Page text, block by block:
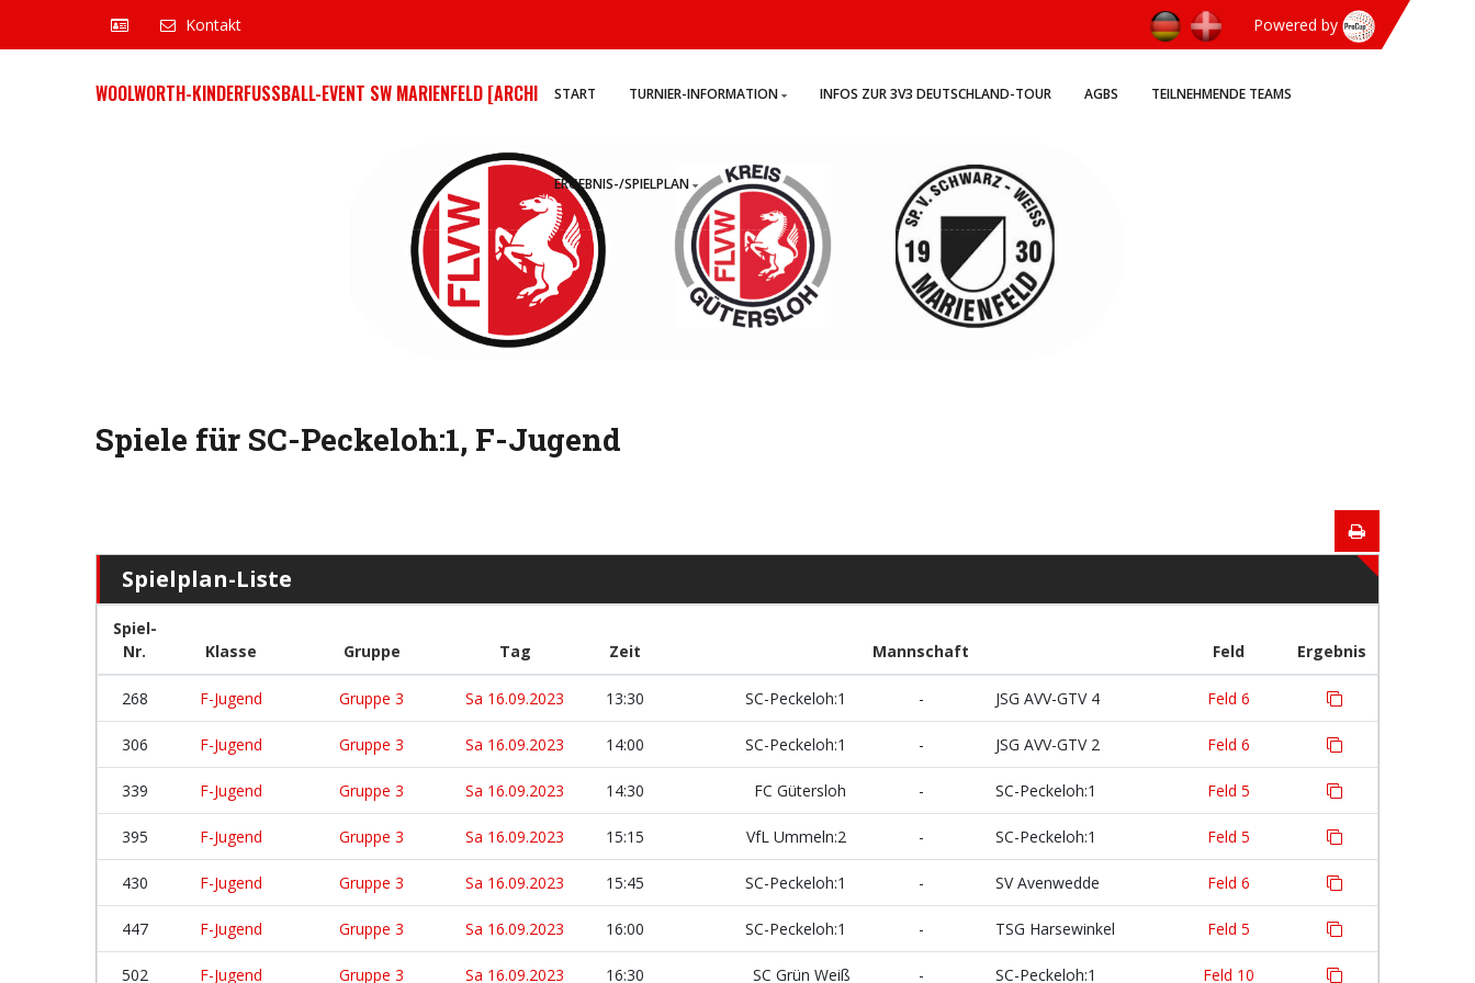
Kontakt Powered by
WOOLWORTH-KINDERFUSSBALL-EVENT SW MARIENFELD [ARCHI START TURNIER-INFORMATION INFOS ZUR 3V3 DEUTSCHLAND-TOUR AGBS TEILNEHMENDE TEAMS
ERGEBNIS-/SPIELPLAN
Spiele für SC-Peckeloh:1, F-Jugend
Spielplan-Liste
Spiel-
Nr.
Klasse Gruppe Tag Zeit Mannschaft Feld Ergebnis
268 F-Jugend Gruppe 3 Sa 16.09.2023 13:30 SC-Peckeloh:1 - JSG AVV-GTV 4 Feld 6
306 F-Jugend Gruppe 3 Sa 16.09.2023 14:00 SC-Peckeloh:1 - JSG AVV-GTV 2 Feld 6
339 F-Jugend Gruppe 3 Sa 16.09.2023 14:30 FC Gütersloh - SC-Peckeloh:1 Feld 5
395 F-Jugend Gruppe 3 Sa 16.09.2023 15:15 VfL Ummeln:2 - SC-Peckeloh:1 Feld 5
430 F-Jugend Gruppe 3 Sa 16.09.2023 15:45 SC-Peckeloh:1 - SV Avenwedde Feld 6
447 F-Jugend Gruppe 3 Sa 16.09.2023 16:00 SC-Peckeloh:1 - TSG Harsewinkel Feld 5
502 F-Jugend Gruppe 3 Sa 16.09.2023 16:30 SC Grün Weiß - SC-Peckeloh:1 Feld 10